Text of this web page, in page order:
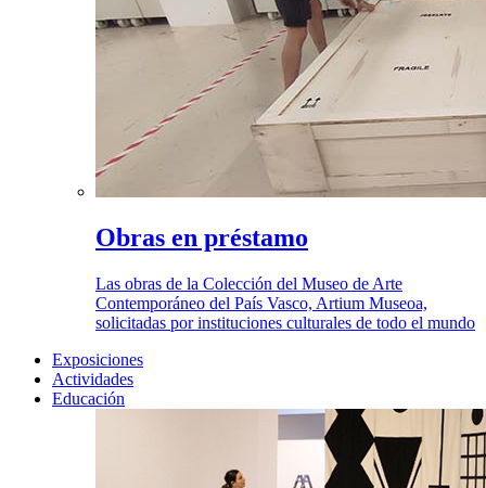
Obras en préstamo
Las obras de la Colección del Museo de Arte
Contemporáneo del País Vasco, Artium Museoa,
solicitadas por instituciones culturales de todo el mundo
Exposiciones
Actividades
Educación